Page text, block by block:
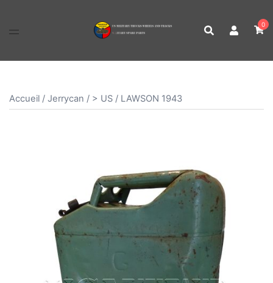
0
Accueil / Jerrycan / > US / LAWSON 1943